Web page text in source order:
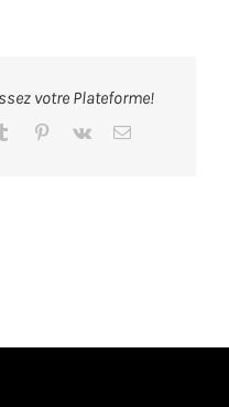
marseillais-
illustration-
votre Plateforme!
Tumblr Pinterest
Vk Email